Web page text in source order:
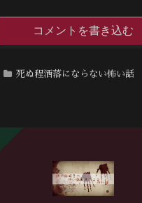
コメントを書き込む
死ぬ程洒落にならない怖い話